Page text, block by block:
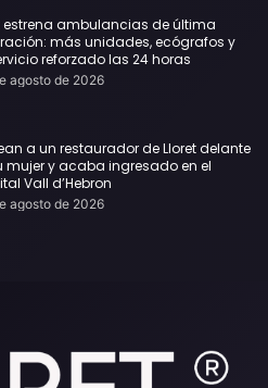
estrena ambulancias de última
más unidades, ecógrafos y
reforzado las 24 horas
agosto de 2026
a un restaurador de Lloret delante
mujer y acaba ingresado en el
Vall d’Hebron
agosto de 2026